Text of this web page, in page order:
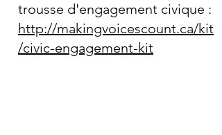
trousse d'engagement civique :
http://makingvoicescount.ca/kit
/civic-engagement-kit